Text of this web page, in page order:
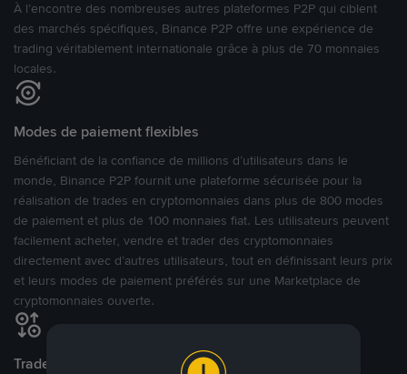
À l’encontre des nombreuses autres plateformes P2P qui ciblent
des marchés spécifiques, Binance P2P offre une expérience de
trading véritablement internationale grâce à plus de 70 monnaies
locales.
Modes de paiement flexibles
Bénéficiant de la confiance de millions d’utilisateurs dans le
monde, Binance P2P fournit une plateforme sécurisée pour la
réalisation de trades en cryptomonnaies dans plus de 800 modes
de paiement et plus de 100 monnaies fiat. Les utilisateurs peuvent
facilement acheter, vendre et trader des cryptomonnaies
directement avec d’autres utilisateurs, tout en définissant leurs prix
et leurs modes de paiement préférés sur une Marketplace de
cryptomonnaies ouverte.
Tradez à des prix avantageux pour vous